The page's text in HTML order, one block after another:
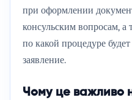
при оформлении
консульским вопросам, а
по какой процедуре
заявление.
Чому це важливо